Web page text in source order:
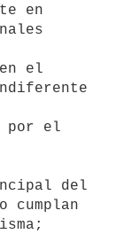
en
el
por el
del